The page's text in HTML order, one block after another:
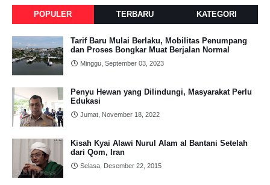
POPULER TERBARU KATEGORI
Tarif Baru Mulai Berlaku, Mobilitas Penumpang
dan Proses Bongkar Muat Berjalan Normal
Minggu, September 03, 2023
Penyu Hewan yang Dilindungi, Masyarakat Perlu
Edukasi
Jumat, November 18, 2022
Kisah Kyai Alawi Nurul Alam al Bantani Setelah
dari Qom, Iran
Selasa, Desember 22, 2015